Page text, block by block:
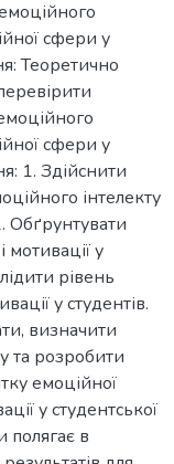
сфери у
Теоретично
сфери у
1. Здійснити
інтелекту
Обґрунтувати
мотивації у
рівень
у студентів.
визначити
та розробити
емоційної
у студентської
полягає в